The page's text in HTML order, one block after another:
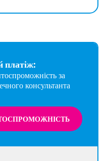
платіж:
за
консультанта